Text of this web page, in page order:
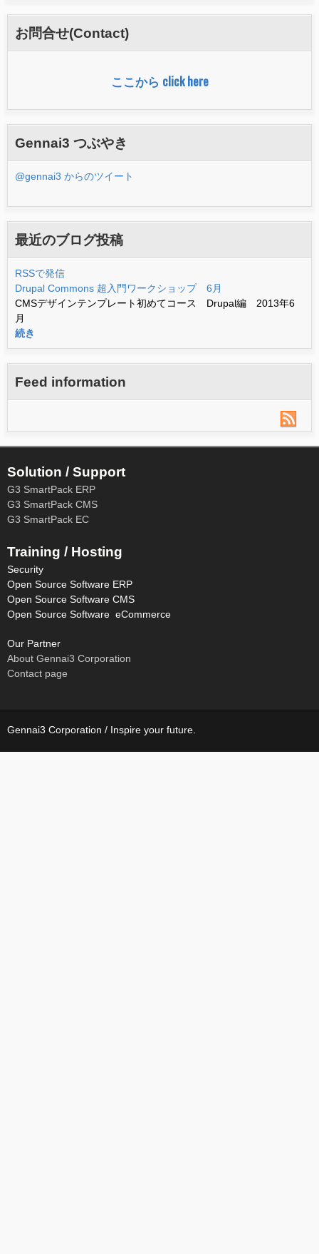
フ
ォ
お問合せ(Contact)
ここから click here
Gennai3 つぶやき
@gennai3 からのツイート
最近のブログ投稿
RSSで発信
Drupal Commons 超入門ワークショップ 6月
CMSデザインテンプレート初めてコース Drupal編 2013年6
月
続き
Feed information
Solution / Support
G3 SmartPack ERP
G3 SmartPack CMS
G3 SmartPack EC
Training / Hosting
Security
Open Source Software ERP
Open Source Software CMS
Open Source Software eCommerce
Our Partner
About Gennai3 Corporation
Contact page
Gennai3 Corporation / Inspire your future.